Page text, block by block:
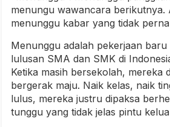
menungu wawancara berikutnya.
menunggu kabar yang tidak
Menunggu adalah pekerjaan
lulusan SMA dan SMK di
Ketika masih bersekolah, mereka
bergerak maju. Naik kelas, naik
lulus, mereka justru dipaksa
tunggu yang tidak jelas pintu